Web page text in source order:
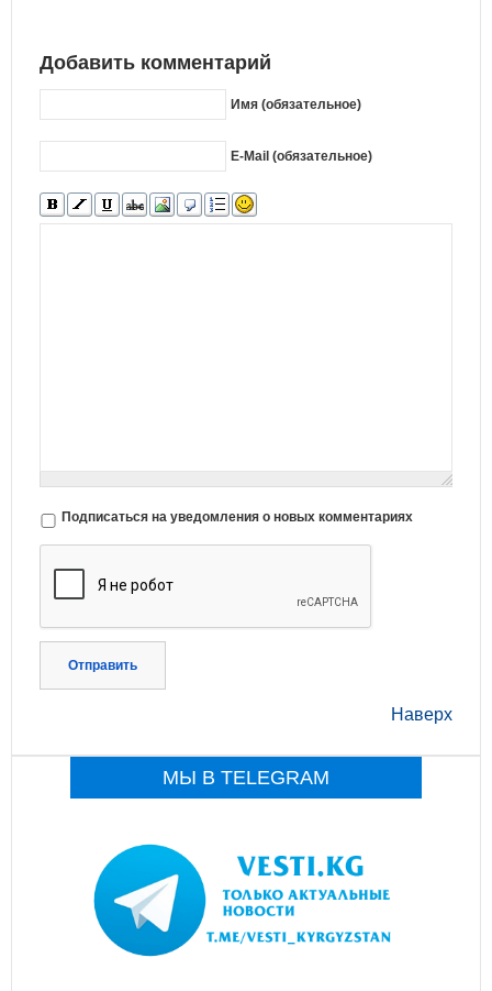
Добавить комментарий
Имя (обязательное)
E-Mail (обязательное)
Подписаться на уведомления о новых комментариях
Отправить
Наверх
МЫ В TELEGRAM